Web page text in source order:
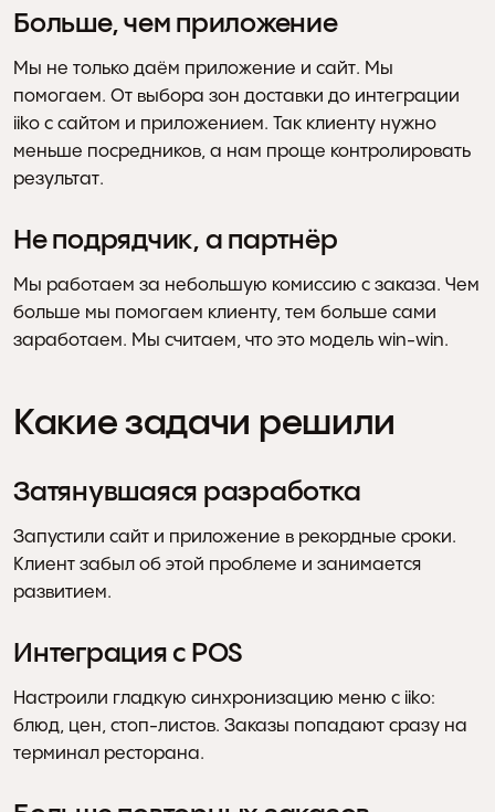
Больше, чем приложение
Мы не только даём приложение и сайт. Мы
помогаем. От выбора зон доставки до интеграции
iiko c сайтом и приложением. Так клиенту нужно
меньше посредников, а нам проще контролировать
результат.
Не подрядчик, а партнёр
Мы работаем за небольшую комиссию с заказа. Чем
больше мы помогаем клиенту, тем больше сами
заработаем. Мы считаем, что это модель win-win.
Какие задачи решили
Затянувшаяся разработка
Запустили сайт и приложение в рекордные сроки.
Клиент забыл об этой проблеме и занимается
развитием.
Интеграция с POS
Настроили гладкую синхронизацию меню с iiko:
блюд, цен, стоп-листов. Заказы попадают сразу на
терминал ресторана.